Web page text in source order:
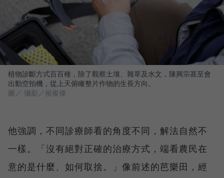
植物診斷方式百百種，除了觀察土壤、雜草及水文，陳興宗甚至會
出動空拍機，從上天俯瞰整片作物的生長方向。
圖／ 攝影／侯俊偉
他強調，不同診療師看的角度不同，解法自然不
一樣。「沒有絕對正確的治療方式，端看農民在
意的是什麼、如何取捨。」像前述的芭樂田，經